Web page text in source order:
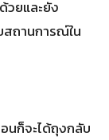
วยและยัง
สถานการณ์ใน
นก็จะได้ถุงกลับ